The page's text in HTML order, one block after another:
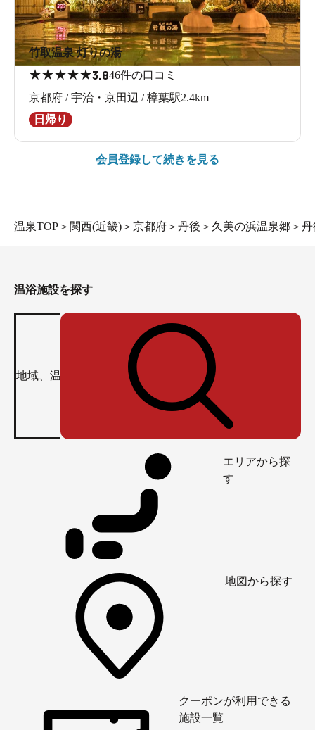
竹取温泉 灯りの湯
★★★★★3.846件の口コミ
京都府 / 宇治・京田辺 / 樟葉駅2.4km
日帰り
会員登録して続きを見る
温泉TOP ＞ 関西(近畿) ＞ 京都府 ＞ 丹後 ＞ 久美の浜温泉郷 ＞
温浴施設を探す
エリアから探
す
地図から探す
クーポンが利用できる
施設一覧